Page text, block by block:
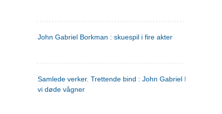
John Gabriel Borkman : skuespil i fire akter
Samlede verker. Trettende bind : John Gabriel Borkman ;
vi døde vågner